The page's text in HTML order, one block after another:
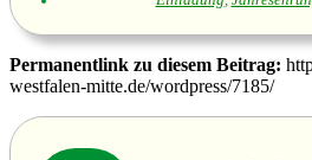
Permanentlink zu diesem Beitrag:
westfalen-mitte.de/wordpress/7185/